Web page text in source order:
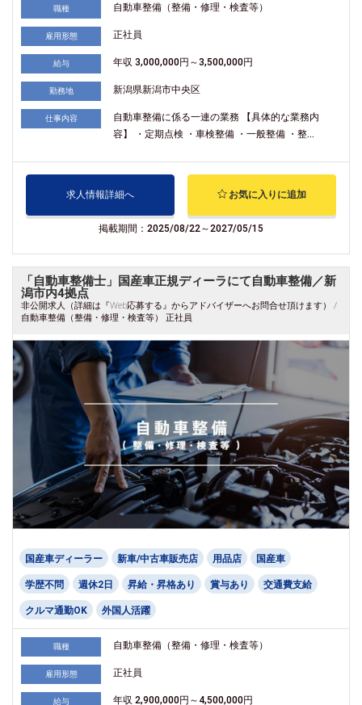
職種 自動車整備（整備・修理・検査等）
雇用形態 正社員
給与 年収 3,000,000円～3,500,000円
勤務地 新潟県新潟市中央区
仕事内容
自動車整備に係る一連の業務 【具体的な業務内
容】 ・定期点検 ・車検整備 ・一般整備 ・整...
求人情報詳細へ お気に入りに追加
掲載期間：2025/08/22～2027/05/15
「自動車整備士」国産車正規ディーラにて自動車整備／新
潟市内4拠点
非公開求人（詳細は『Web応募する』からアドバイザーへお問合せ頂けます） /
自動車整備（整備・修理・検査等） 正社員
国産車ディーラー 新車/中古車販売店 用品店 国産車
学歴不問 週休2日 昇給・昇格あり 賞与あり 交通費支給
クルマ通勤OK 外国人活躍
職種 自動車整備（整備・修理・検査等）
雇用形態 正社員
給与 年収 2,900,000円～4,500,000円